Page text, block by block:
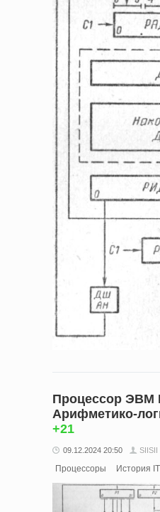
Процессор ЭВМ
Арифметико-
+21
09.12.2024 20:50 SIISII
Процессоры История IT